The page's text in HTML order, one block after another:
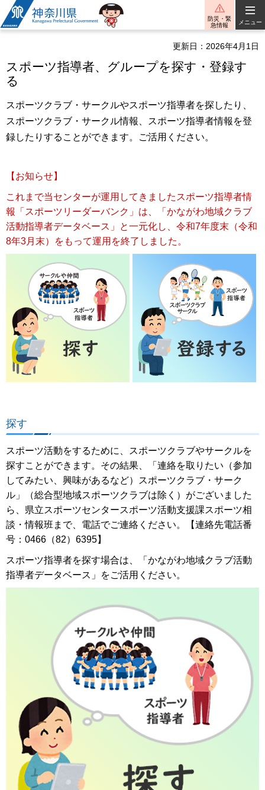
神奈川県
防災・緊
急情報
メニュー
更新日：2026年4月1日
スポーツ指導者、グループを探す・登録す
る
スポーツクラブ・サークルやスポーツ指導者を探したり、
スポーツクラブ・サークル情報、スポーツ指導者情報を登
録したりすることができます。ご活用ください。
【お知らせ】
これまで当センターが運用してきましたスポーツ指導者情
報「スポーツリーダーバンク」は、「かながわ地域クラブ
活動指導者データベース」と一元化し、令和7年度末（令和
8年3月末）をもって運用を終了しました。
探す
スポーツ活動をするために、スポーツクラブやサークルを
探すことができます。その結果、「連絡を取りたい（参加
してみたい、興味があるなど）スポーツクラブ・サーク
ル」（総合型地域スポーツクラブは除く）がございました
ら、県立スポーツセンタースポーツ活動支援課スポーツ相
談・情報班まで、電話でご連絡ください。【連絡先電話番
号：0466（82）6395】
スポーツ指導者を探す場合は、「かながわ地域クラブ活動
指導者データベース」をご活用ください。